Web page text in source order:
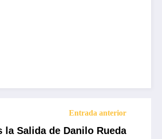
Entrada anterior
Salida de Danilo Rueda